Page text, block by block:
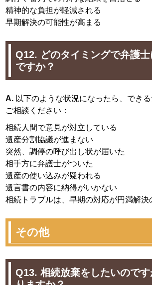
精神的な負担が軽減される
早期解決の可能性が高まる
Q12. どのタイミングで弁護
ですか？
A. 以下のような状況になったら、でき
ご相談ください：
相続人間で意見が対立している
遺産分割協議が進まない
突然、調停の呼び出し状が届いた
相手方に弁護士がついた
遺産の使い込みが疑われる
遺言書の内容に納得がいかない
相続トラブルは、早期の対応が円満解決
その他
Q13. 相続放棄をしたいので